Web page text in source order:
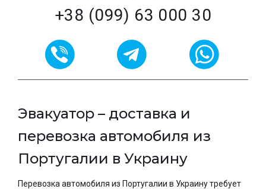
+38 (099) 63 000 30
Эвакуатор – доставка и
перевозка автомобиля из
Португалии в Украину
Перевозка автомобиля из Португалии в Украину требует